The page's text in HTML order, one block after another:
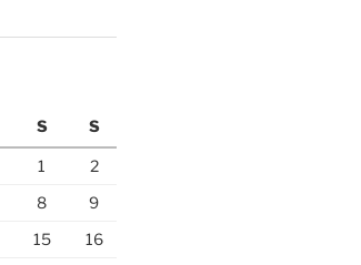
S S
1
2
8
9
15
16